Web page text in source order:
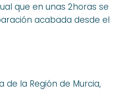
que en unas 2horas se
acabada desde el
de la Región de Murcia,